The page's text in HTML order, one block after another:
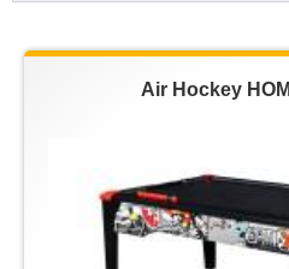
Air Hockey